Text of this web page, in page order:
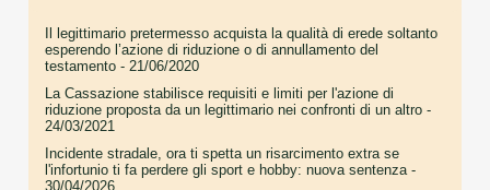
Il legittimario pretermesso acquista la qualità di erede soltanto
esperendo l’azione di riduzione o di annullamento del
testamento - 21/06/2020
La Cassazione stabilisce requisiti e limiti per l'azione di
riduzione proposta da un legittimario nei confronti di un altro -
24/03/2021
Incidente stradale, ora ti spetta un risarcimento extra se
l'infortunio ti fa perdere gli sport e hobby: nuova sentenza-
30/04/2026